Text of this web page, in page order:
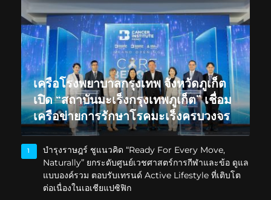
เครือโรงพยาบาลกรุงเทพ จังหวัดภูเก็ต
เปิด “สถาบันมะเร็งกรุงเทพภูเก็ต” เชื่อม
เครือข่ายการรักษาโรคมะเร็งครบวงจร
1
บำรุงราษฎร์ ชูแนวคิด “Ready For Every Move,
Naturally” ยกระดับศูนย์เวชศาสตร์การกีฬาและข้อ ดูแล
แบบองค์รวม ตอบรับเทรนด์ Active Lifestyle ที่เติบโต
ต่อเนื่องในเอเชียแปซิฟิก